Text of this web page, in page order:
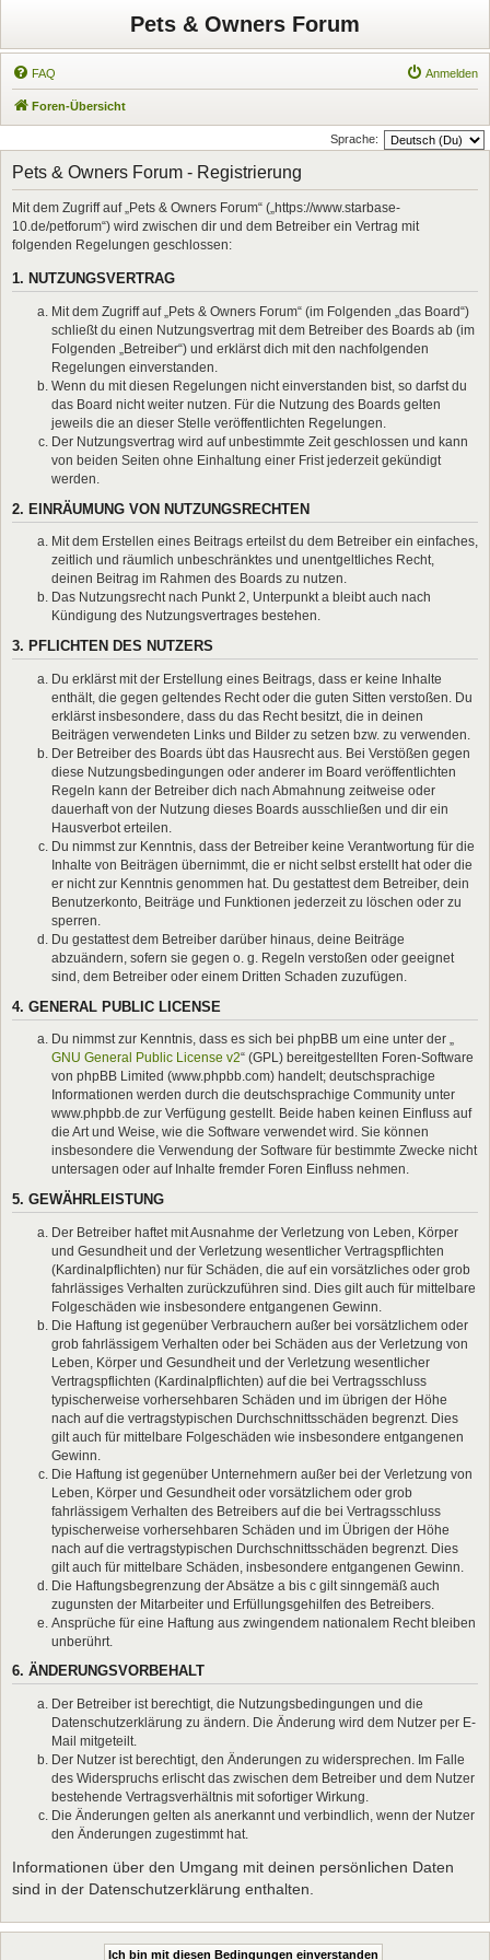
Pets & Owners Forum
FAQ Anmelden
Foren-Übersicht
Sprache:
Pets & Owners Forum - Registrierung
Mit dem Zugriff auf „Pets & Owners Forum“ („https://www.starbase-
10.de/petforum“) wird zwischen dir und dem Betreiber ein Vertrag mit
folgenden Regelungen geschlossen:
1. NUTZUNGSVERTRAG
Mit dem Zugriff auf „Pets & Owners Forum“ (im Folgenden „das Board“)
schließt du einen Nutzungsvertrag mit dem Betreiber des Boards ab (im
Folgenden „Betreiber“) und erklärst dich mit den nachfolgenden
Regelungen einverstanden.
Wenn du mit diesen Regelungen nicht einverstanden bist, so darfst du
das Board nicht weiter nutzen. Für die Nutzung des Boards gelten
jeweils die an dieser Stelle veröffentlichten Regelungen.
Der Nutzungsvertrag wird auf unbestimmte Zeit geschlossen und kann
von beiden Seiten ohne Einhaltung einer Frist jederzeit gekündigt
werden.
2. EINRÄUMUNG VON NUTZUNGSRECHTEN
Mit dem Erstellen eines Beitrags erteilst du dem Betreiber ein einfaches,
zeitlich und räumlich unbeschränktes und unentgeltliches Recht,
deinen Beitrag im Rahmen des Boards zu nutzen.
Das Nutzungsrecht nach Punkt 2, Unterpunkt a bleibt auch nach
Kündigung des Nutzungsvertrages bestehen.
3. PFLICHTEN DES NUTZERS
Du erklärst mit der Erstellung eines Beitrags, dass er keine Inhalte
enthält, die gegen geltendes Recht oder die guten Sitten verstoßen. Du
erklärst insbesondere, dass du das Recht besitzt, die in deinen
Beiträgen verwendeten Links und Bilder zu setzen bzw. zu verwenden.
Der Betreiber des Boards übt das Hausrecht aus. Bei Verstößen gegen
diese Nutzungsbedingungen oder anderer im Board veröffentlichten
Regeln kann der Betreiber dich nach Abmahnung zeitweise oder
dauerhaft von der Nutzung dieses Boards ausschließen und dir ein
Hausverbot erteilen.
Du nimmst zur Kenntnis, dass der Betreiber keine Verantwortung für die
Inhalte von Beiträgen übernimmt, die er nicht selbst erstellt hat oder die
er nicht zur Kenntnis genommen hat. Du gestattest dem Betreiber, dein
Benutzerkonto, Beiträge und Funktionen jederzeit zu löschen oder zu
sperren.
Du gestattest dem Betreiber darüber hinaus, deine Beiträge
abzuändern, sofern sie gegen o. g. Regeln verstoßen oder geeignet
sind, dem Betreiber oder einem Dritten Schaden zuzufügen.
4. GENERAL PUBLIC LICENSE
Du nimmst zur Kenntnis, dass es sich bei phpBB um eine unter der „
GNU General Public License v2“ (GPL) bereitgestellten Foren-Software
von phpBB Limited (www.phpbb.com) handelt; deutschsprachige
Informationen werden durch die deutschsprachige Community unter
www.phpbb.de zur Verfügung gestellt. Beide haben keinen Einfluss auf
die Art und Weise, wie die Software verwendet wird. Sie können
insbesondere die Verwendung der Software für bestimmte Zwecke nicht
untersagen oder auf Inhalte fremder Foren Einfluss nehmen.
5. GEWÄHRLEISTUNG
Der Betreiber haftet mit Ausnahme der Verletzung von Leben, Körper
und Gesundheit und der Verletzung wesentlicher Vertragspflichten
(Kardinalpflichten) nur für Schäden, die auf ein vorsätzliches oder grob
fahrlässiges Verhalten zurückzuführen sind. Dies gilt auch für mittelbare
Folgeschäden wie insbesondere entgangenen Gewinn.
Die Haftung ist gegenüber Verbrauchern außer bei vorsätzlichem oder
grob fahrlässigem Verhalten oder bei Schäden aus der Verletzung von
Leben, Körper und Gesundheit und der Verletzung wesentlicher
Vertragspflichten (Kardinalpflichten) auf die bei Vertragsschluss
typischerweise vorhersehbaren Schäden und im übrigen der Höhe
nach auf die vertragstypischen Durchschnittsschäden begrenzt. Dies
gilt auch für mittelbare Folgeschäden wie insbesondere entgangenen
Gewinn.
Die Haftung ist gegenüber Unternehmern außer bei der Verletzung von
Leben, Körper und Gesundheit oder vorsätzlichem oder grob
fahrlässigem Verhalten des Betreibers auf die bei Vertragsschluss
typischerweise vorhersehbaren Schäden und im Übrigen der Höhe
nach auf die vertragstypischen Durchschnittsschäden begrenzt. Dies
gilt auch für mittelbare Schäden, insbesondere entgangenen Gewinn.
Die Haftungsbegrenzung der Absätze a bis c gilt sinngemäß auch
zugunsten der Mitarbeiter und Erfüllungsgehilfen des Betreibers.
Ansprüche für eine Haftung aus zwingendem nationalem Recht bleiben
unberührt.
6. ÄNDERUNGSVORBEHALT
Der Betreiber ist berechtigt, die Nutzungsbedingungen und die
Datenschutzerklärung zu ändern. Die Änderung wird dem Nutzer per E-
Mail mitgeteilt.
Der Nutzer ist berechtigt, den Änderungen zu widersprechen. Im Falle
des Widerspruchs erlischt das zwischen dem Betreiber und dem Nutzer
bestehende Vertragsverhältnis mit sofortiger Wirkung.
Die Änderungen gelten als anerkannt und verbindlich, wenn der Nutzer
den Änderungen zugestimmt hat.
Informationen über den Umgang mit deinen persönlichen Daten
sind in der Datenschutzerklärung enthalten.